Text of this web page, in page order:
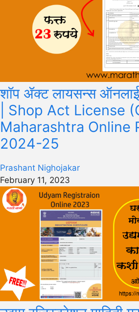
शॉप ॲक्ट लायसन्स
| Shop Act License
Maharashtra Online
2024-25
Prashant Nighojakar
February 11, 2023